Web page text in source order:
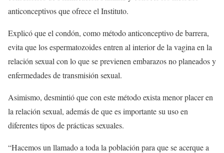
anticonceptivos que ofrece el Instituto.
Explicó que el condón, como método anticonceptivo de barrera,
evita que los espermatozoides entren al interior de la vagina en la
relación sexual con lo que se previenen embarazos no planeados y
enfermedades de transmisión sexual.
Asimismo, desmintió que con este método exista menor placer en
la relación sexual, además de que es importante su uso en
diferentes tipos de prácticas sexuales.
“Hacemos un llamado a toda la población para que se acerque a